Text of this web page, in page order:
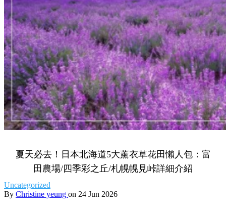
夏天必去！日本北海道5大薰衣草花田懶人包：富
田農場/四季彩之丘/札幌幌見峠詳細介紹
Uncategorized
By Christine yeung on 24 Jun 2026